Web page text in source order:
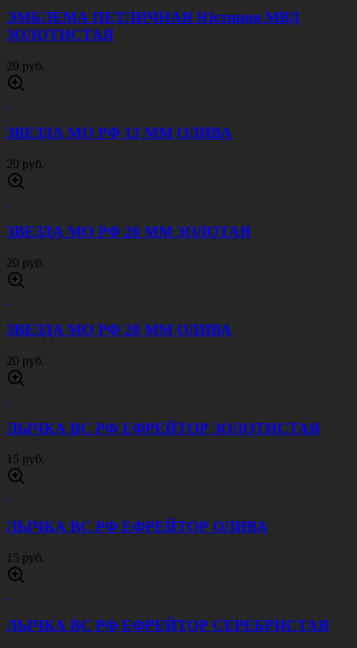
ЭМБЛЕМА ПЕТЛИЧНАЯ Юстиция МВД
ЗОЛОТИСТАЯ
20 руб.
ЗВЕЗДА МО РФ 13 ММ ОЛИВА
20 руб.
ЗВЕЗДА МО РФ 20 ММ ЗОЛОТАЯ
20 руб.
ЗВЕЗДА МО РФ 20 ММ ОЛИВА
20 руб.
ЛЫЧКА ВС РФ ЕФРЕЙТОР ЗОЛОТИСТАЯ
15 руб.
ЛЫЧКА ВС РФ ЕФРЕЙТОР ОЛИВА
15 руб.
ЛЫЧКА ВС РФ ЕФРЕЙТОР СЕРЕБРИСТАЯ